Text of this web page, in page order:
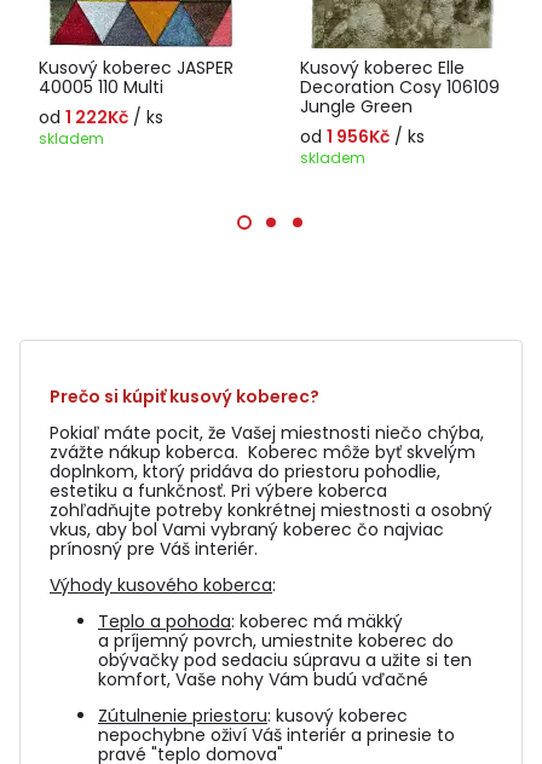
Kusový koberec JASPER
40005 110 Multi
od 1 222Kč / ks
skladem
Kusový koberec Elle
Decoration Cosy 106109
Jungle Green
od 1 956Kč / ks
skladem
Prečo si kúpiť kusový koberec?
Pokiaľ máte pocit, že Vašej miestnosti niečo chýba,
zvážte nákup koberca. Koberec môže byť skvelým
doplnkom, ktorý pridáva do priestoru pohodlie,
estetiku a funkčnosť. Pri výbere koberca
zohľadňujte potreby konkrétnej miestnosti a osobný
vkus, aby bol Vami vybraný koberec čo najviac
prínosný pre Váš interiér.
Výhody kusového koberca:
Teplo a pohoda: koberec má mäkký
a príjemný povrch, umiestnite koberec do
obývačky pod sedaciu súpravu a užite si ten
komfort, Vaše nohy Vám budú vďačné
Zútulnenie priestoru: kusový koberec
nepochybne oživí Váš interiér a prinesie to
pravé "teplo domova"